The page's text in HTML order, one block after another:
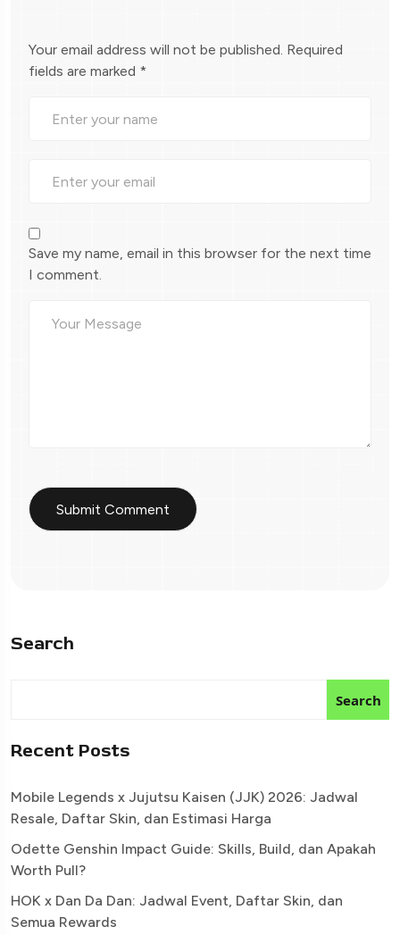
Your email address will not be published. Required
fields are marked *
Save my name, email in this browser for the next time
I comment.
Search
Search
Recent Posts
Mobile Legends x Jujutsu Kaisen (JJK) 2026: Jadwal
Resale, Daftar Skin, dan Estimasi Harga
Odette Genshin Impact Guide: Skills, Build, dan Apakah
Worth Pull?
HOK x Dan Da Dan: Jadwal Event, Daftar Skin, dan
Semua Rewards